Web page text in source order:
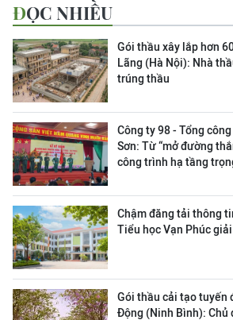
ĐỌC NHIỀU
Gói thầu xây lắp hơn
Lãng (Hà Nội): Nhà
trúng thầu
Công ty 98 - Tổng
Sơn: Từ “mở đường
công trình hạ tầng
Chậm đăng tải thông
Tiểu học Vạn Phúc
Gói thầu cải tạo tuyến
Động (Ninh Bình): Chủ